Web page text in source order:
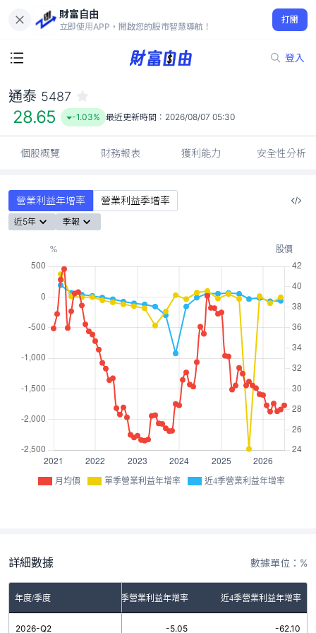
財富自由
立即使用APP，開啟您的股市智慧導航！
打開
登入
28.65
-1.03%
通泰 5487
28.65 -1.03% 最近更新時間： 2026/08/07 05:30
個股概覽 財務報表 獲利能力 安全性分析
營業利益年增率 營業利益季增率
近5年 季報
月均價 單季營業利益年增率 近4季營業利益年增率
詳細數據 數據單位：%
年度/季度 單季營業利益年增率 近4季營業利益年增率
2026-Q2 -5.05 -62.10